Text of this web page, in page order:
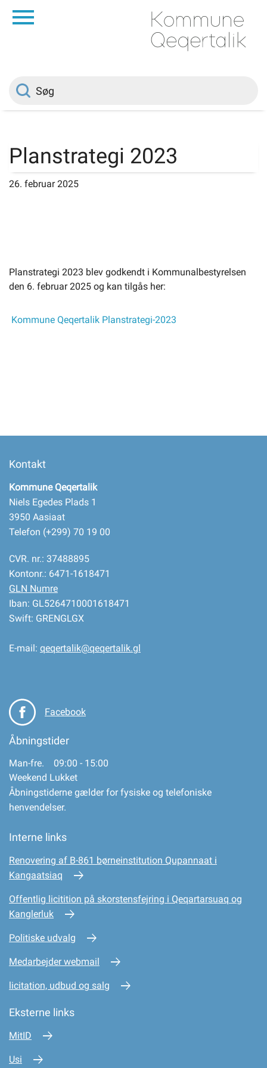
Borger
Om kommunen
Planstrategi 2023
26. februar 2025
Planstrategi 2023 blev godkendt i Kommunalbestyrelsen
den 6. februar 2025 og kan tilgås her:
Kommune Qeqertalik Planstrategi-2023
Kontakt
Kommune Qeqertalik
Niels Egedes Plads 1
3950 Aasiaat
Telefon (+299) 70 19 00
CVR. nr.: 37488895
Kontonr.: 6471-1618471
GLN Numre
Iban: GL5264710001618471
Swift: GRENGLGX
E-mail: qeqertalik@qeqertalik.gl
Facebook
Åbningstider
Man-fre. 09:00 - 15:00
Weekend Lukket
Åbningstiderne gælder for fysiske og telefoniske
henvendelser.
Interne links
Renovering af B-861 børneinstitution Qupannaat i
Kangaatsiaq
Offentlig licitition på skorstensfejring i Qeqartarsuaq og
Kanglerluk
Politiske udvalg
Medarbejder webmail
licitation, udbud og salg
Eksterne links
MitID
Usi